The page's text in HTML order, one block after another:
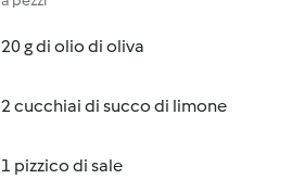
20 g di olio di oliva
2 cucchiai di succo di limone
1 pizzico di sale